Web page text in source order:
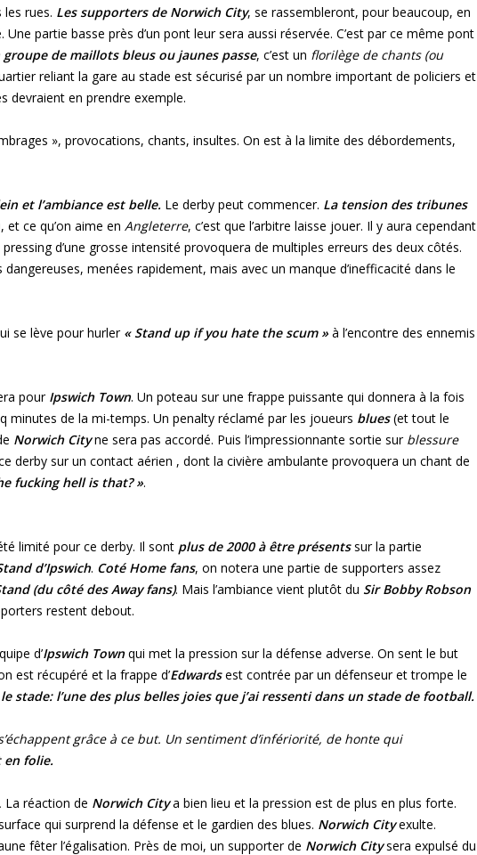
rues. Les supporters de Norwich City, se rassembleront, pour beaucoup, en
partie basse près d’un pont leur sera aussi réservée. C’est par ce même pont
groupe de maillots bleus ou jaunes passe, c’est un florilège de chants (ou
reliant la gare au stade est sécurisé par un nombre important de policiers et
devraient en prendre exemple.
», provocations, chants, insultes. On est à la limite des débordements,
et l’ambiance est belle. Le derby peut commencer. La tension des tribunes
et ce qu’on aime en Angleterre, c’est que l’arbitre laisse jouer. Il y aura cependant
d’une grosse intensité provoquera de multiples erreurs des deux côtés.
menées rapidement, mais avec un manque d’inefficacité dans le
se lève pour hurler « Stand up if you hate the scum » à l’encontre des ennemis
pour Ipswich Town. Un poteau sur une frappe puissante qui donnera à la fois
minutes de la mi-temps. Un penalty réclamé par les joueurs blues(et tout le
Norwich Cityne sera pas accordé. Puis l’impressionnante sortie sur blessure
derby sur un contact aérien , dont la civière ambulante provoquera un chant de
fucking hell is that? ».
limité pour ce derby. Il sont plus de 2000 à être présentssur la partie
d’Ipswich. Coté Home fans, on notera une partie de supporters assez
(du côté des Away fans). Mais l’ambiance vient plutôt du Sir Bobby Robson
restent debout.
d’Ipswich Town qui met la pression sur la défense adverse. On sent le but
est récupéré et la frappe d’Edwardsest contrée par un défenseur et trompe le
stade: l’une des plus belles joies que j’ai ressenti dans un stade de football.
grâce à ce but. Un sentiment d’infériorité, de honte qui
en folie.
La réaction de Norwich Citya bien lieu et la pression est de plus en plus forte.
qui surprend la défense et le gardien des blues. Norwich Cityexulte.
fêter l’égalisation. Près de moi, un supporter de Norwich Citysera expulsé du